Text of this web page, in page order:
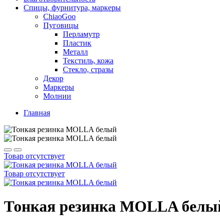
Спицы, фурнитура, маркеры
ChiaoGoo
Пуговицы
Перламутр
Пластик
Металл
Текстиль, кожа
Стекло, стразы
Декор
Маркеры
Молнии
Главная
Товар отсутствует
Товар отсутствует
Тонкая резинка MOLLA